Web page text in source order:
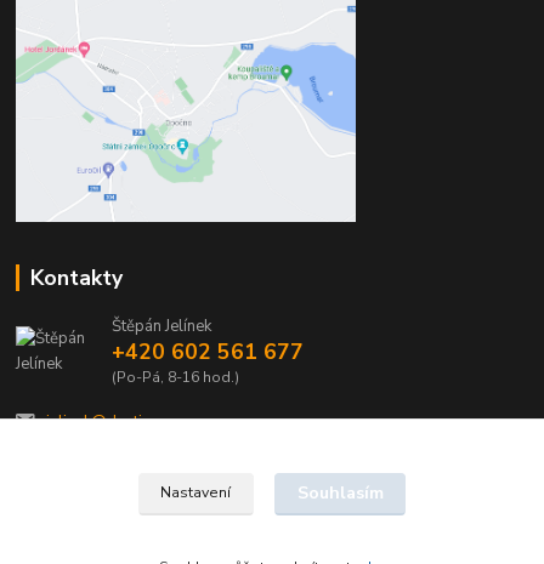
Kontakty
Štěpán Jelínek
+420 602 561 677
(Po-Pá, 8-16 hod.)
jelinek@dentia.cz
Nastavení Souhlasím